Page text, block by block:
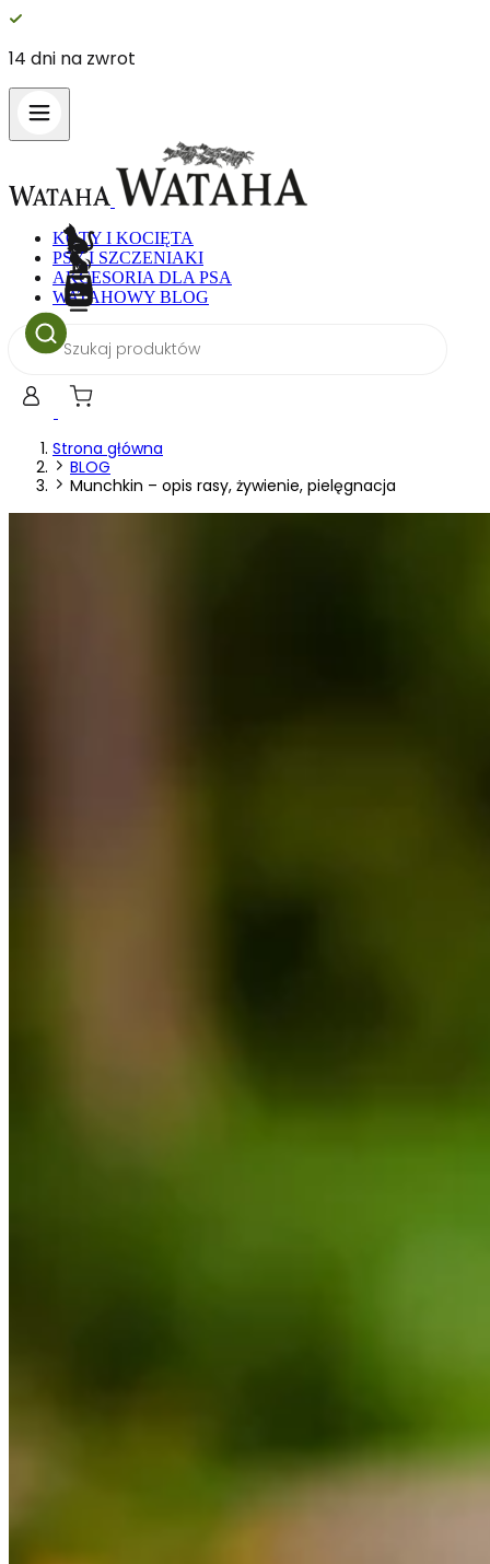
14 dni na zwrot
KOTY I KOCIĘTA
PSY I SZCZENIAKI
AKCESORIA DLA PSA
WATAHOWY BLOG
Wyszukiwarka
produktów
Strona główna
BLOG
Munchkin – opis rasy, żywienie, pielęgnacja